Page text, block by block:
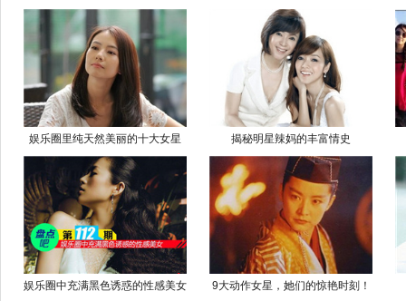
娱乐圈里纯天然美丽的十大女星 揭秘明星辣妈的丰富情史
娱乐圈中充满黑色诱惑的性感美女 9大动作女星，她们的惊艳时刻！